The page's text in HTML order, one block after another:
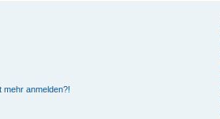
mehr anmelden?!